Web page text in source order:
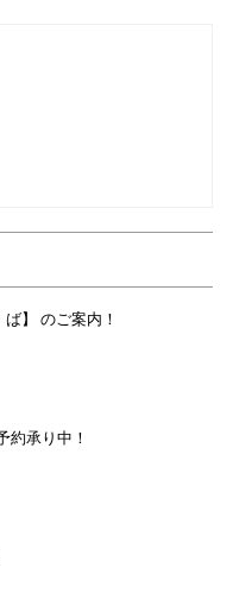
】 のご案内！
約承り中！